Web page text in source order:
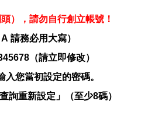
），請勿自行創立帳號！
請務必用大寫）
（請立即修改）
您當初設定的密碼。
詢重新設定」（至少8碼）